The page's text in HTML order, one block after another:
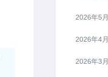
2026年5月
2026年4月
2026年3月